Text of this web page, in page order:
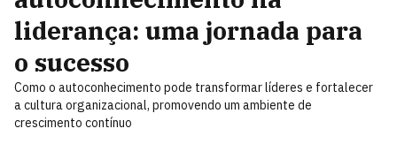
liderança: uma jornada para
o sucesso
Como o autoconhecimento pode transformar líderes e fortalecer
a cultura organizacional, promovendo um ambiente de
crescimento contínuo